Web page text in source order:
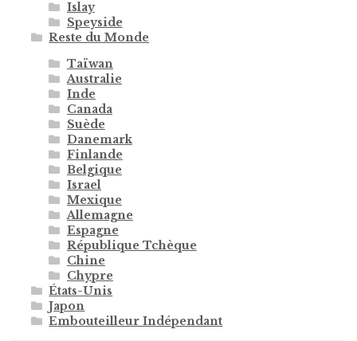
Islay
Speyside
Reste du Monde
Taïwan
Australie
Inde
Canada
Suède
Danemark
Finlande
Belgique
Israel
Mexique
Allemagne
Espagne
République Tchèque
Chine
Chypre
États-Unis
Japon
Embouteilleur Indépendant